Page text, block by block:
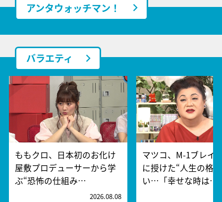
アンタウォッチマン！
バラエティ
ももクロ、日本初のお化け
屋敷プロデューサーから学
ぶ“恐怖の仕組み…
2026.08.08
マツコ、M-1ブレイ
に授けた“人生の格
い…「幸せな時は…